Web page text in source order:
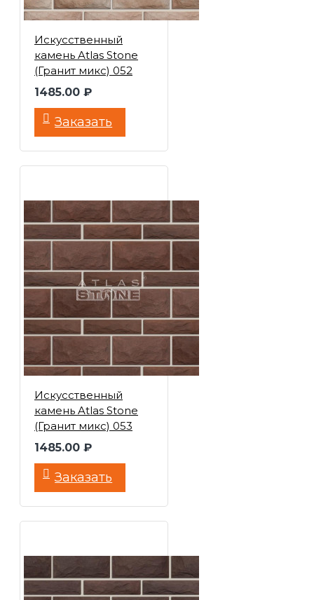
Искусственный
камень Atlas Stone
(Гранит микс) 052
1485.00 ₽
Заказать
Искусственный
камень Atlas Stone
(Гранит микс) 053
1485.00 ₽
Заказать